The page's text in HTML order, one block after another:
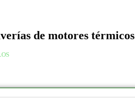
de motores térmicos